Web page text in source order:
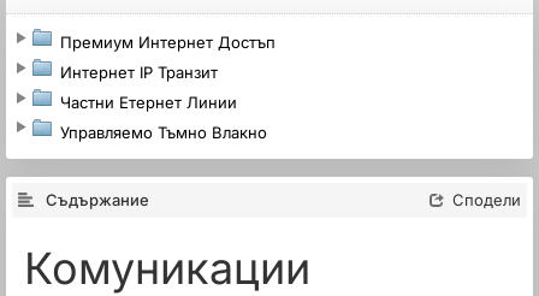
Премиум Интернет Достъп
Интернет IP Транзит
Частни Етернет Линии
Управляемо Тъмно Влакно
Съдържание Сподели
Комуникации